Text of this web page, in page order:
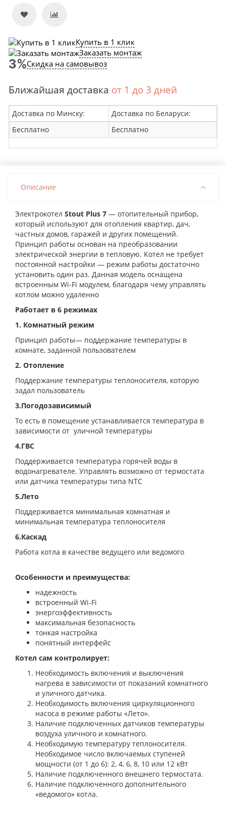
Купить в 1 клик
Заказать монтаж
Скидка на самовывоз
Ближайшая доставка от 1 до 3 дней
Доставка по Минску:
Доставка по Беларуси:
Бесплатно
Бесплатно
Описание
Электрокотел Stout Plus 7 — отопительный прибор,
который используют для отопления квартир, дач,
частных домов, гаражей и других помещений.
Принцип работы основан на преобразовании
электрической энергии в тепловую. Котел не требует
постоянной настройки — режим работы достаточно
установить один раз. Данная модель оснащена
встроенным Wi-Fi модулем, благодаря чему управлять
котлом можно удаленно
Работает в 6 режимах
1. Комнатный режим
Принцип работы— поддержание температуры в
комнате, заданной пользователем
2. Отопление
Поддержание температуры теплоносителя, которую
задал пользователь
3.Погодозависимый
То есть в помещение устанавливается температура в
зависимости от уличной температуры
4.ГВС
Поддерживается температура горячей воды в
водонагревателе. Управлять возможно от термостата
или датчика температуры типа NTC
5.Лето
Поддерживается минимальная комнатная и
минимальная температура теплоносителя
6.Каскад
Работа котла в качестве ведущего или ведомого
Особенности и преимущества:
надежность
встроенный Wi-Fi
энергоэффективность
максимальная безопасность
тонкая настройка
понятный интерфейс
Котел сам контролирует:
Необходимость включения и выключения
нагрева в зависимости от показаний комнатного
и уличного датчика.
Необходимость включения циркуляционного
насоса в режиме работы «Лето».
Наличие подключенных датчиков температуры
воздуха уличного и комнатного.
Необходимую температуру теплоносителя.
Необходимое число включаемых ступеней
мощности (от 1 до 6): 2, 4, 6, 8, 10 или 12 кВт
Наличие подключенного внешнего термостата.
Наличие подключенного дополнительного
«ведомого» котла.